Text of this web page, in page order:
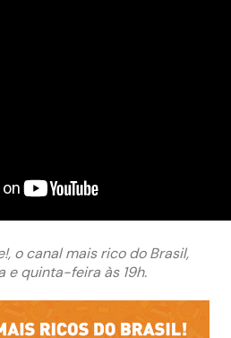
o canal mais rico do Brasil,
e quinta-feira às 19h.